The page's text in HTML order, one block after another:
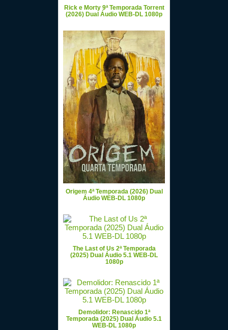
Rick e Morty 9ª Temporada Torrent
(2026) Dual Áudio WEB-DL 1080p
Origem 4ª Temporada (2026) Dual
Áudio WEB-DL 1080p
The Last of Us 2ª Temporada
(2025) Dual Áudio 5.1 WEB-DL
1080p
Demolidor: Renascido 1ª
Temporada (2025) Dual Áudio 5.1
WEB-DL 1080p